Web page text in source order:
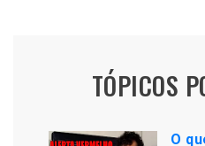
TÓPICOS
O